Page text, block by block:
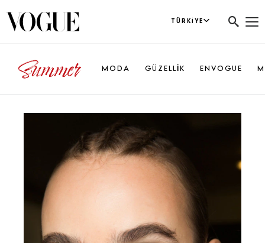
TÜRKIYE
MODA GÜZELLİK ENVOGUE